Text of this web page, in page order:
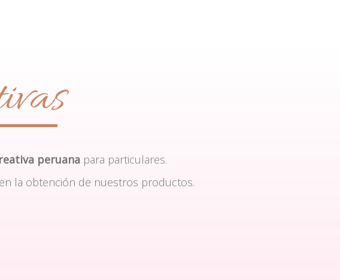
peruana para particulares.
la obtención de nuestros productos.